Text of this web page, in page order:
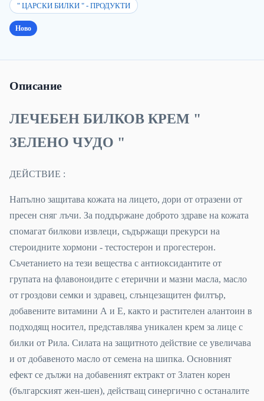
" ЦАРСКИ БИЛКИ " - ПРОДУКТИ
Ново
Описание
ЛЕЧЕБЕН БИЛКОВ КРЕМ "
ЗЕЛЕНО ЧУДО "
ДЕЙСТВИЕ :
Напълно защитава кожата на лицето, дори от отразени от
пресен сняг лъчи. За поддържане доброто здраве на кожата
спомагат билкови извлеци, съдържащи прекурси на
стероидните хормони - тестостерон и прогестерон.
Съчетанието на тези вещества с антиоксидантите от
групата на флавоноидите с етерични и мазни масла, масло
от гроздови семки и здравец, слънцезащитен филтър,
добавените витамини А и Е, както и растителен алантоин в
подходящ носител, представлява уникален крем за лице с
билки от Рила. Силата на защитното действие се увеличава
и от добавеното масло от семена на шипка. Основният
ефект се дължи на добавеният ектракт от Златен корен
(българският жен-шен), действащ синергично с останалите